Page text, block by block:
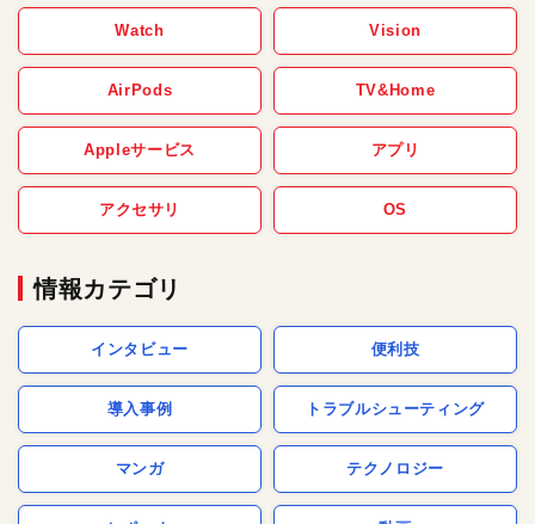
Watch Vision
AirPods TV&Home
Appleサービス アプリ
アクセサリ OS
情報カテゴリ
インタビュー 便利技
導入事例 トラブルシューティング
マンガ テクノロジー